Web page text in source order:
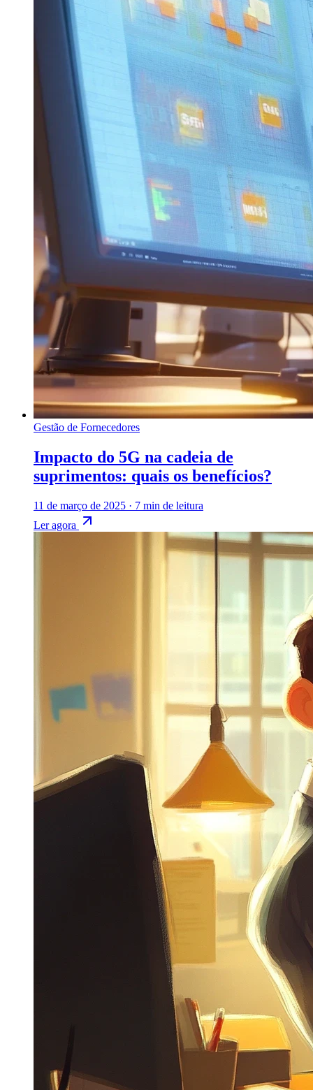
Gestão de Fornecedores
Impacto do 5G na cadeia de
suprimentos: quais os benefícios?
11 de março de 2025 · 7 min de leitura
Ler agora